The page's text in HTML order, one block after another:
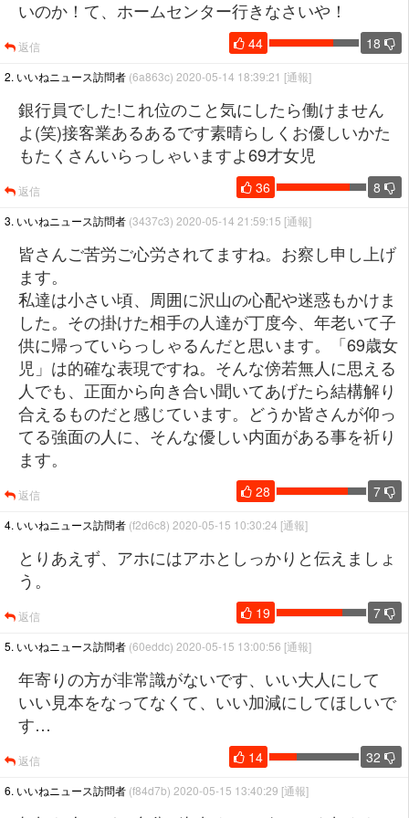
いのか！て、ホームセンター行きなさいや！
44 18
返信
2. いいねニュース訪問者 (6a863c) 2020-05-14 18:39:21 [通報]
銀行員でした!これ位のこと気にしたら働けません
よ(笑)接客業あるあるです素晴らしくお優しいかた
もたくさんいらっしゃいますよ69才女児
36 8
返信
3. いいねニュース訪問者 (3437c3) 2020-05-14 21:59:15 [通報]
皆さんご苦労ご心労されてますね。お察し申し上げ
ます。
私達は小さい頃、周囲に沢山の心配や迷惑もかけま
した。その掛けた相手の人達が丁度今、年老いて子
供に帰っていらっしゃるんだと思います。「69歳女
児」は的確な表現ですね。そんな傍若無人に思える
人でも、正面から向き合い聞いてあげたら結構解り
合えるものだと感じています。どうか皆さんが仰っ
てる強面の人に、そんな優しい内面がある事を祈り
ます。
28 7
返信
4. いいねニュース訪問者 (f2d6c8) 2020-05-15 10:30:24 [通報]
とりあえず、アホにはアホとしっかりと伝えましょ
う。
19 7
返信
5. いいねニュース訪問者 (60eddc) 2020-05-15 13:00:56 [通報]
年寄りの方が非常識がないです、いい大人にして
いい見本をなってなくて、いい加減にしてほしいで
す…
14 32
返信
6. いいねニュース訪問者 (f84d7b) 2020-05-15 13:40:29 [通報]